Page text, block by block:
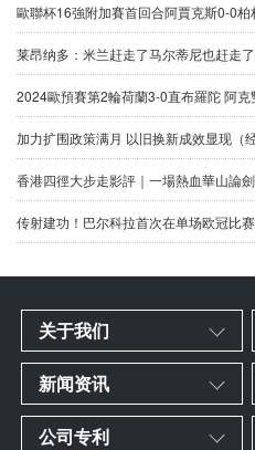
歐聯杯16強附加賽首回合阿賈克斯0-0柏林聯
莱昂纳多：米兰赶走了马尔蒂尼也赶走
2024歐預賽第2輪荷蘭3-0直布羅陀 阿
加力扩围政策满月 以旧换新成效显现（经济新
香港四徑大步走影評｜一場熱血華山論劍
传射建功！巴尔科拉首次在单场欧冠比
关于我们
新闻资讯
公司专利